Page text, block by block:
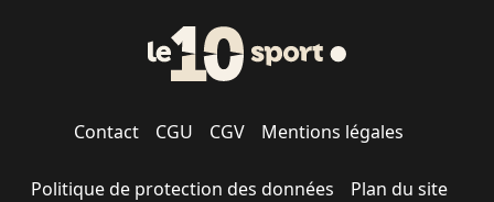
Contact CGU CGV Mentions légales
Politique de protection des données Plan du site